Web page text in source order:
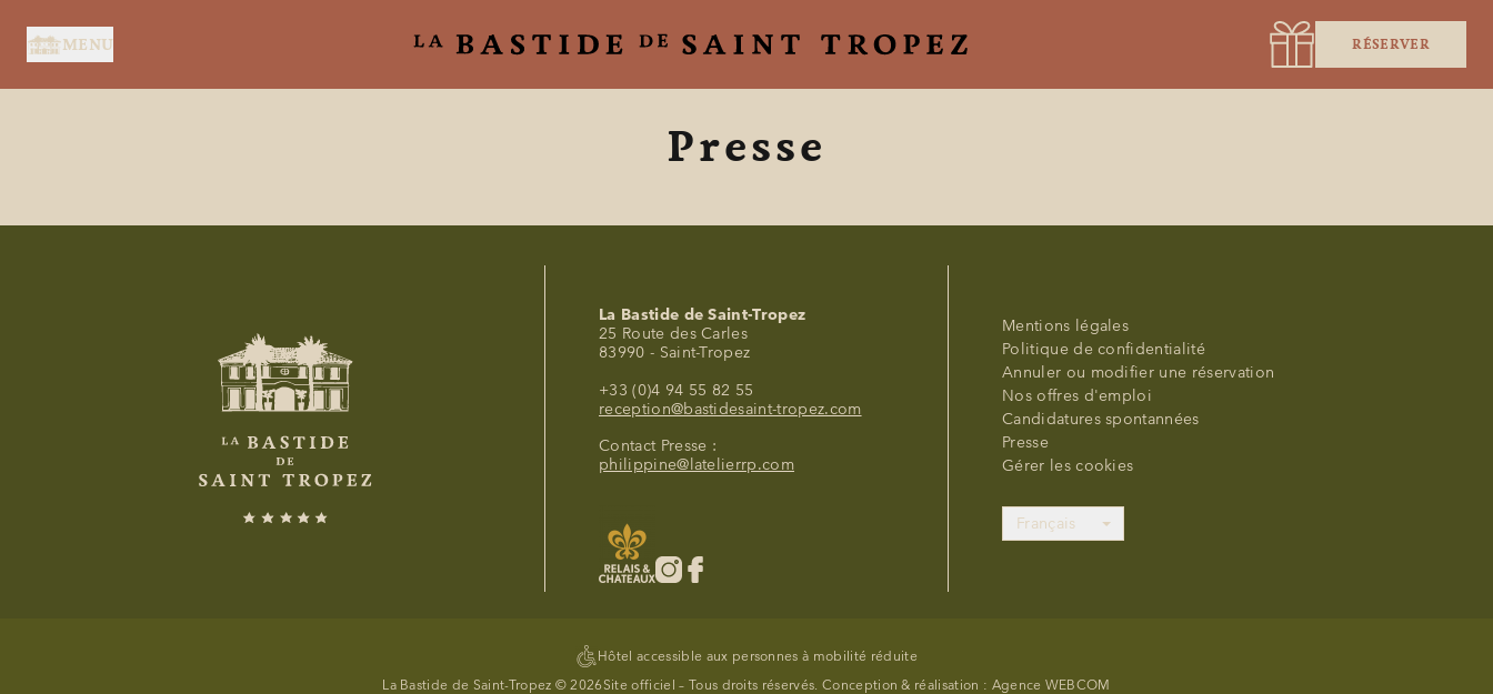
MENU RÉSERVER
SUITES & CHAMBRES
RESTAURANT
SPA BY HOLIDERMIE
BONS CADEAUX
Presse
La Bastide de Saint-Tropez
25 Route des Carles
83990 - Saint-Tropez
+33 (0)4 94 55 82 55
reception@bastidesaint-tropez.com
Contact Presse :
philippine@latelierrp.com
Mentions légales
Politique de confidentialité
Annuler ou modifier une réservation
Nos offres d'emploi
Candidatures spontannées
Presse
Gérer les cookies
Français
Hôtel accessible aux personnes à mobilité réduite
La Bastide de Saint-Tropez © 2026Site officiel – Tous droits réservés. Conception & réalisation : Agence WEBCOM